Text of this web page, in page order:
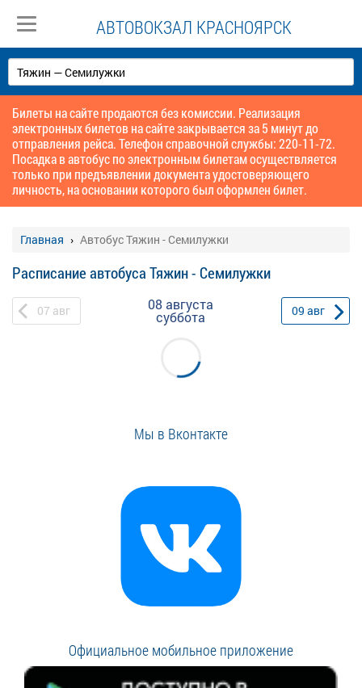
АВТОВОКЗАЛ КРАСНОЯРСК
Билеты на сайте продаются без комиссии. Реализация
электронных билетов на сайте закрывается за 5 минут до
отправления рейса. Телефон справочной службы: 220-11-72.
Посадка в автобус по электронным билетам осуществляется
только при предъявлении документа удостоверяющего
личность, на основании которого был оформлен билет.
Главная Автобус Тяжин - Семилужки
Расписание автобуса Тяжин - Семилужки
07 авг 08 августа
суббота 09 авг
Мы в Вконтакте
Официальное мобильное приложение